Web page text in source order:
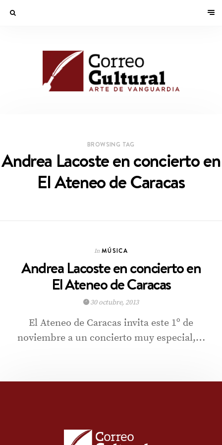
BROWSING TAG
Andrea Lacoste en concierto en
El Ateneo de Caracas
In MÚSICA
Andrea Lacoste en concierto en
El Ateneo de Caracas
30 octubre, 2013
El Ateneo de Caracas invita este 1º de
noviembre a un concierto muy especial,…